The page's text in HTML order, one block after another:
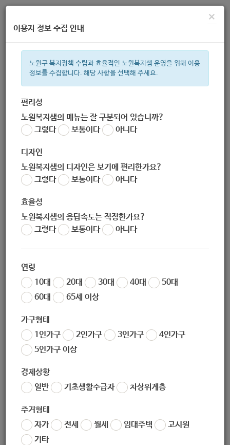
주간 인기검색어
한눈으로 보는 복지 정보
×
이용자 정보 수집 안내
노원구 복지정책 수립과 효율적인 노원복지샘 운영을 위해 이용
정보를 수집합니다. 해당 사항을 선택해 주세요.
편리성
노원복지샘의 메뉴는 잘 구분되어 있습니까?
그렇다
보통이다 아니다
디자인
노원복지샘의 디자인은 보기에 편리한가요?
그렇다
보통이다 아니다
효율성
노원복지샘의 응답속도는 적정한가요?
그렇다
보통이다 아니다
연령
10대
20대 30대 40대
50대
60대
65세 이상
가구형태
1인가구
2인가구 3인가구
4인가구
5인가구 이상
경제상황
일반
기초생활수급자 차상위계층
주거형태
자가
전세 월세 임대주택
고시원
기타
월계우리통합상담소
02-904-0179
0303-0945-0179
woorif904@hanmail.net
http://www.wg2006.kr/
(우) 01881
서울특별시 노원구 초안산로1길 51, 2층
서울특별시 노원구 초안산로1길 51, 2층